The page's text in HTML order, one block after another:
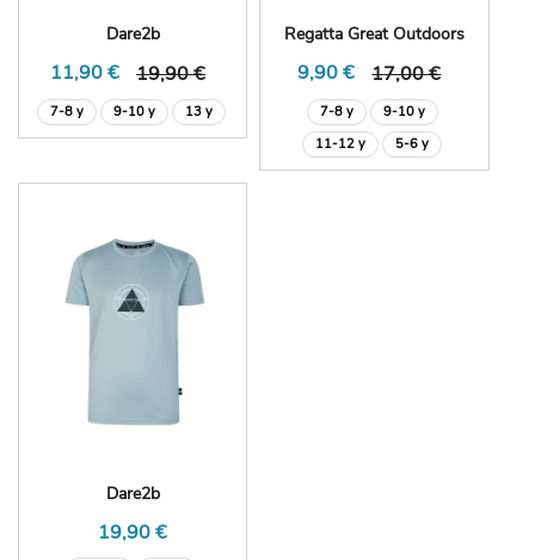
Dare2b
11,90 € 19,90 €
7-8 y 9-10 y 13 y
Regatta Great Outdoors
9,90 € 17,00 €
7-8 y
9-10 y
11-12 y
5-6 y
Dare2b
19,90 €